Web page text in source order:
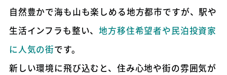
自然豊かで海も山も楽しめる地方都市ですが、駅や
生活インフラも整い、地方移住希望者や民泊投資家
に人気の街です。
新しい環境に飛び込むと、住み心地や街の雰囲気が